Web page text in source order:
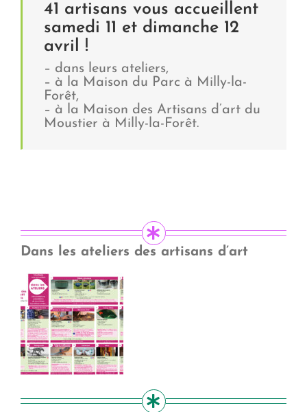
41 artisans vous accueillent
samedi 11 et dimanche 12
avril !
– dans leurs ateliers,
– à la Maison du Parc à Milly-la-
Forêt,
– à la Maison des Artisans d’art du
Moustier à Milly-la-Forêt.
Dans les ateliers des artisans d’art